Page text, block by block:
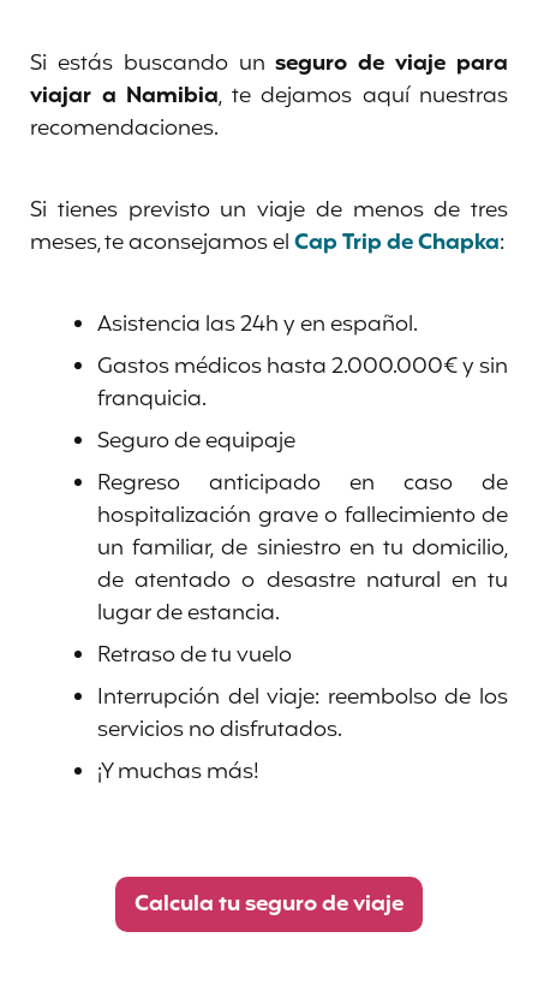
Si estás buscando un seguro de viaje para
viajar a Namibia, te dejamos aquí nuestras
recomendaciones.
Si tienes previsto un viaje de menos de tres
meses, te aconsejamos elCap Trip de Chapka:
Asistencia las 24h y en español.
Gastos médicos hasta 2.000.000€ y sin
franquicia.
Seguro de equipaje
Regreso anticipado en caso de
hospitalización grave o fallecimiento de
un familiar, de siniestro en tu domicilio,
de atentado o desastre natural en tu
lugar de estancia.
Retraso de tu vuelo
Interrupción del viaje: reembolso de los
servicios no disfrutados.
¡Y muchas más!
Calcula tu seguro de viaje